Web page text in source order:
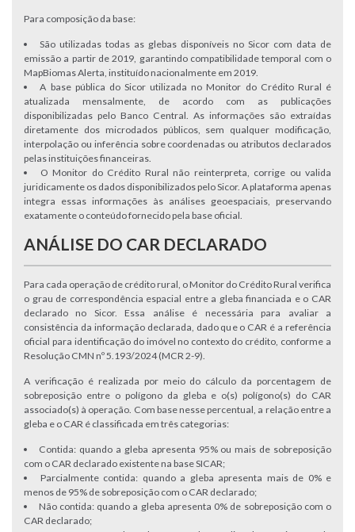
Para composição da base:
São utilizadas todas as glebas disponíveis no Sicor com data de
emissão a partir de 2019, garantindo compatibilidade temporal com o
MapBiomas Alerta, instituído nacionalmente em 2019.
A base pública do Sicor utilizada no Monitor do Crédito Rural é
atualizada mensalmente, de acordo com as publicações
disponibilizadas pelo Banco Central. As informações são extraídas
diretamente dos microdados públicos, sem qualquer modificação,
interpolação ou inferência sobre coordenadas ou atributos declarados
pelas instituições financeiras.
O Monitor do Crédito Rural não reinterpreta, corrige ou valida
juridicamente os dados disponibilizados pelo Sicor. A plataforma apenas
integra essas informações às análises geoespaciais, preservando
exatamente o conteúdo fornecido pela base oficial.
ANÁLISE DO CAR DECLARADO
Para cada operação de crédito rural, o Monitor do Crédito Rural verifica
o grau de correspondência espacial entre a gleba financiada e o CAR
declarado no Sicor. Essa análise é necessária para avaliar a
consistência da informação declarada, dado que o CAR é a referência
oficial para identificação do imóvel no contexto do crédito, conforme a
Resolução CMN nº 5.193/2024 (MCR 2-9).
A verificação é realizada por meio do cálculo da porcentagem de
sobreposição entre o polígono da gleba e o(s) polígono(s) do CAR
associado(s) à operação. Com base nesse percentual, a relação entre a
gleba e o CAR é classificada em três categorias:
Contida: quando a gleba apresenta 95% ou mais de sobreposição
com o CAR declarado existente na base SICAR;
Parcialmente contida: quando a gleba apresenta mais de 0% e
menos de 95% de sobreposição com o CAR declarado;
Não contida: quando a gleba apresenta 0% de sobreposição com o
CAR declarado;